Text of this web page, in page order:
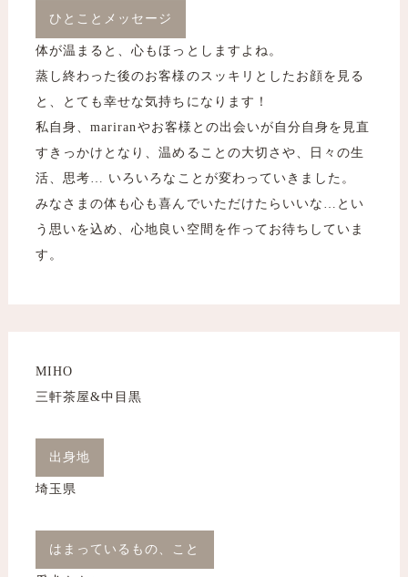
ひとことメッセージ
体が温まると、心もほっとしますよね。
蒸し終わった後のお客様のスッキリとしたお顔を見る
と、とても幸せな気持ちになります！
私自身、mariranやお客様との出会いが自分自身を見直
すきっかけとなり、温めることの大切さや、日々の生
活、思考… いろいろなことが変わっていきました。
みなさまの体も心も喜んでいただけたらいいな…とい
う思いを込め、心地良い空間を作ってお待ちしていま
す。
MIHO
​​​​​​​三軒茶屋&中目黒
出身地
埼玉県
はまっているもの、こと